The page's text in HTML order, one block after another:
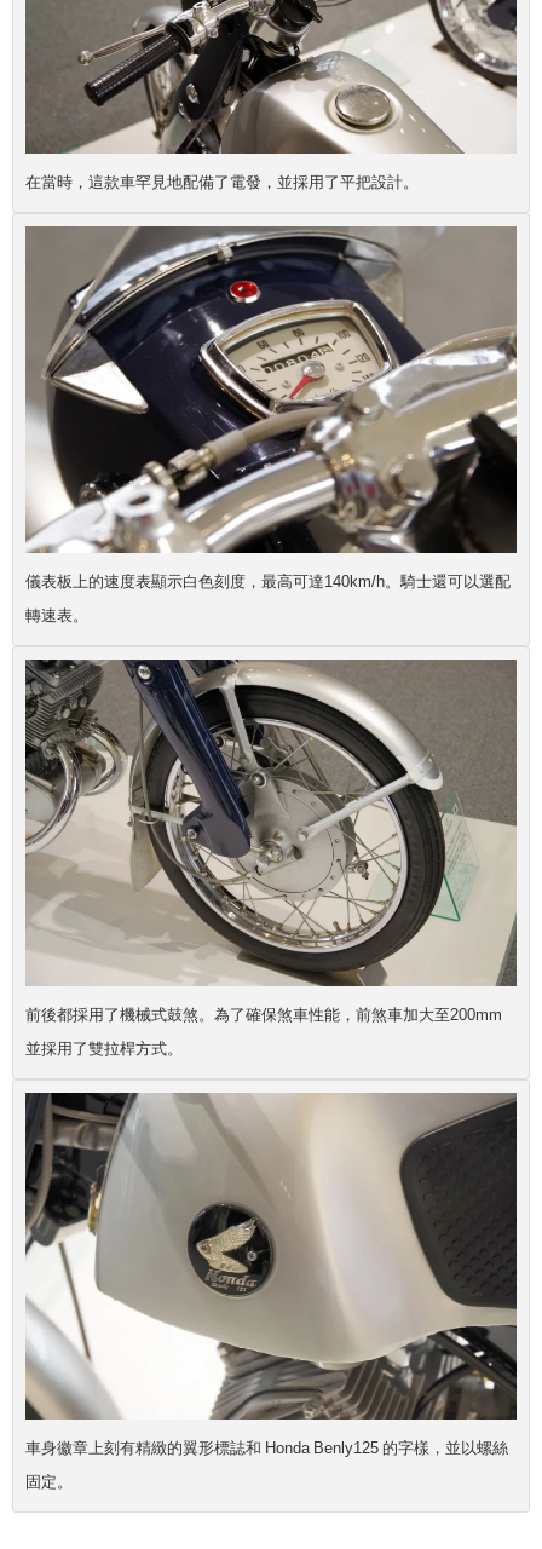
在當時，這款車罕見地配備了電發，並採用了平把設計。
儀表板上的速度表顯示白色刻度，最高可達140km/h。騎士還可以選配
轉速表。
前後都採用了機械式鼓煞。為了確保煞車性能，前煞車加大至200mm
並採用了雙拉桿方式。
車身徽章上刻有精緻的翼形標誌和 Honda Benly125 的字樣，並以螺絲
固定。